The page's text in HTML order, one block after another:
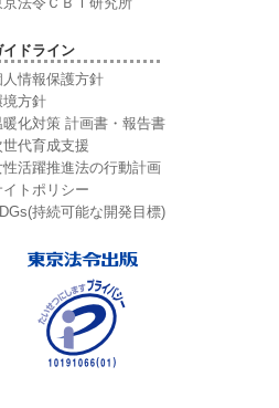
イドライン
人情報保護方針
境方針
暖化対策 計画書・報告書
世代育成支援
性活躍推進法の行動計画
イトポリシー
持続可能な開発目標)